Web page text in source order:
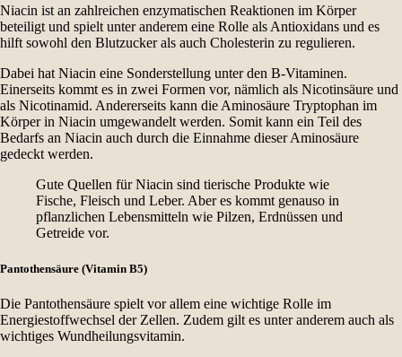
Niacin ist an zahlreichen enzymatischen Reaktionen im Körper
beteiligt und spielt unter anderem eine Rolle als Antioxidans und es
hilft sowohl den Blutzucker als auch Cholesterin zu regulieren.
Dabei hat Niacin eine Sonderstellung unter den B-Vitaminen.
Einerseits kommt es in zwei Formen vor, nämlich als Nicotinsäure und
als Nicotinamid. Andererseits kann die Aminosäure Tryptophan im
Körper in Niacin umgewandelt werden. Somit kann ein Teil des
Bedarfs an Niacin auch durch die Einnahme dieser Aminosäure
gedeckt werden.
Gute Quellen für Niacin sind tierische Produkte wie
Fische, Fleisch und Leber. Aber es kommt genauso in
pflanzlichen Lebensmitteln wie Pilzen, Erdnüssen und
Getreide vor.
Pantothensäure (Vitamin B5)
Die Pantothensäure spielt vor allem eine wichtige Rolle im
Energiestoffwechsel der Zellen. Zudem gilt es unter anderem auch als
wichtiges Wundheilungsvitamin.